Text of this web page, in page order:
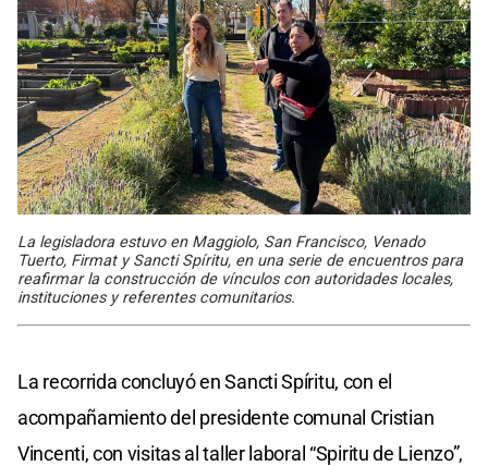
La legisladora estuvo en Maggiolo, San Francisco, Venado
Tuerto, Firmat y Sancti Spíritu, en una serie de encuentros para
reafirmar la construcción de vínculos con autoridades locales,
instituciones y referentes comunitarios.
La recorrida concluyó en Sancti Spíritu, con el
acompañamiento del presidente comunal Cristian
Vincenti, con visitas al taller laboral “Spiritu de Lienzo”,